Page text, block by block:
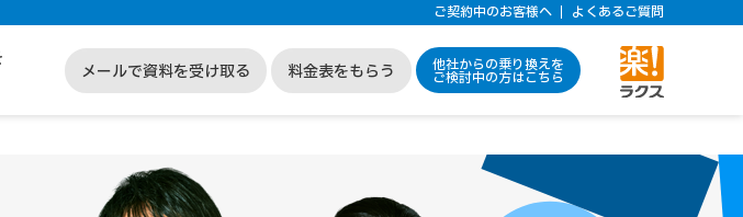
ご契約中のお客様へ よくあるご質問
メールで資料を受け取る 料金表をもらう 他社からの乗り換えを
ご検討中の方はこちら